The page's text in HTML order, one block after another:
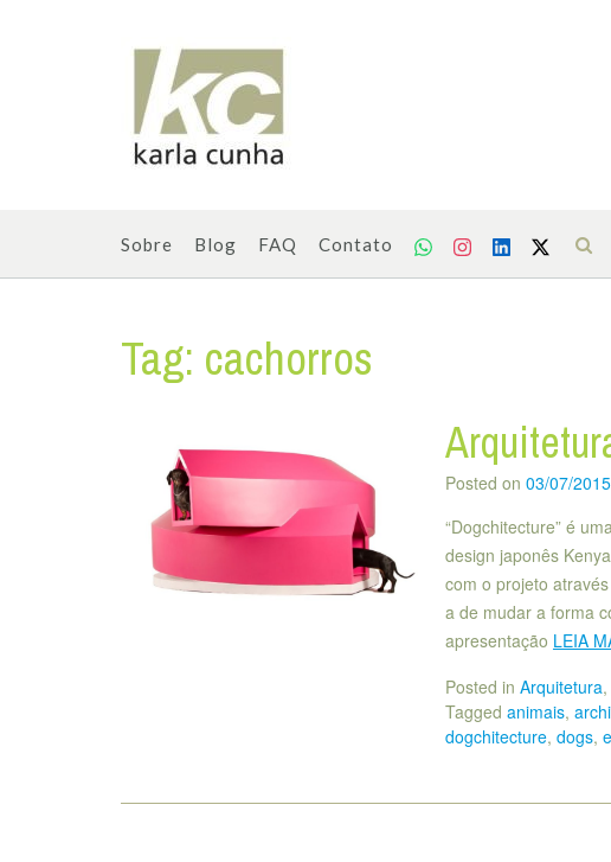
Sobre Blog FAQ Contato
Tag: cachorros
Posted on 03/07/2015
“Dogchitecture” é
design japonês
com o projeto
a de mudar a forma
apresentação LEIA
Posted in Arquitetura,
Tagged animais,
dogchitecture, dogs,